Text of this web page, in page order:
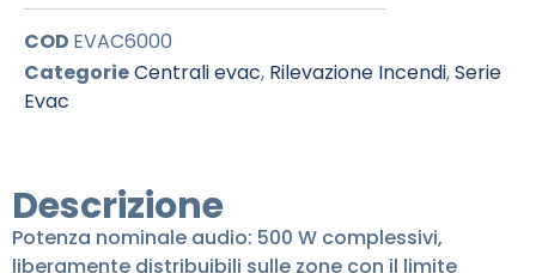
COD EVAC6000
CategorieCentrali evac, Rilevazione Incendi,Serie
Evac
Descrizione
Potenza nominale audio: 500 W complessivi,
liberamente distribuibili sulle zone con il limite